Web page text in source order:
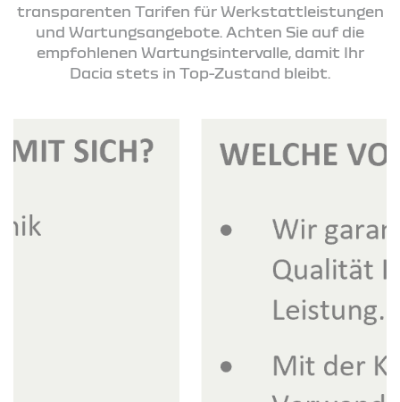
transparenten Tarifen für Werkstattleistungen
und Wartungsangebote. Achten Sie auf die
empfohlenen Wartungsintervalle, damit Ihr
Dacia stets in Top-Zustand bleibt.